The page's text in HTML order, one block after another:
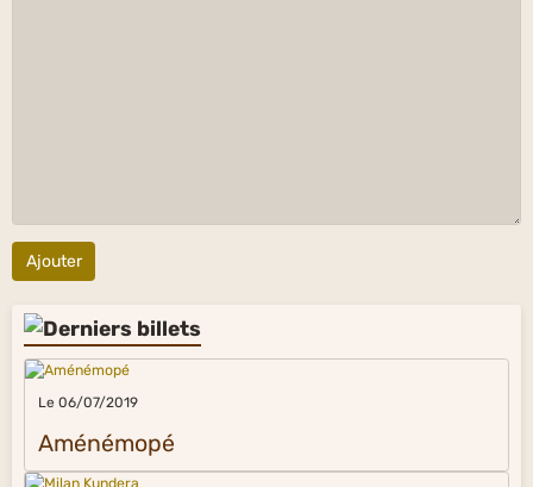
Ajouter
Le 06/07/2019
Aménémopé